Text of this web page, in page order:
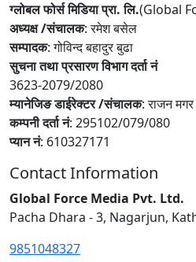
ग्लोबल फोर्स मिडिया प्रा. लि.(Global
अध्यक्ष /संचालक: रमेश बसेल
सम्पादक: गोविन्द बहादुर बुढा
सुचना तथा प्रसारण विभाग दर्ता नं
3623-2079/2080
म्यानेजिङ डाईरेक्टर /संचालक: राजन मगर
कम्पनी दर्ता नं: 295102/079/080
प्यान नं: 610327171
Contact Information
Global Force Media Pvt. Ltd.
Pacha Dhara - 3, Nagarjun,
9851048327